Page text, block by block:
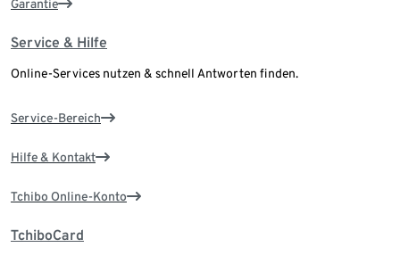
Garantie
Service & Hilfe
Online-Services nutzen & schnell Antworten finden.
Service-Bereich
Hilfe & Kontakt
Tchibo Online-Konto
TchiboCard